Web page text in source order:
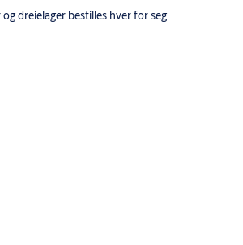
dreielager bestilles hver for seg